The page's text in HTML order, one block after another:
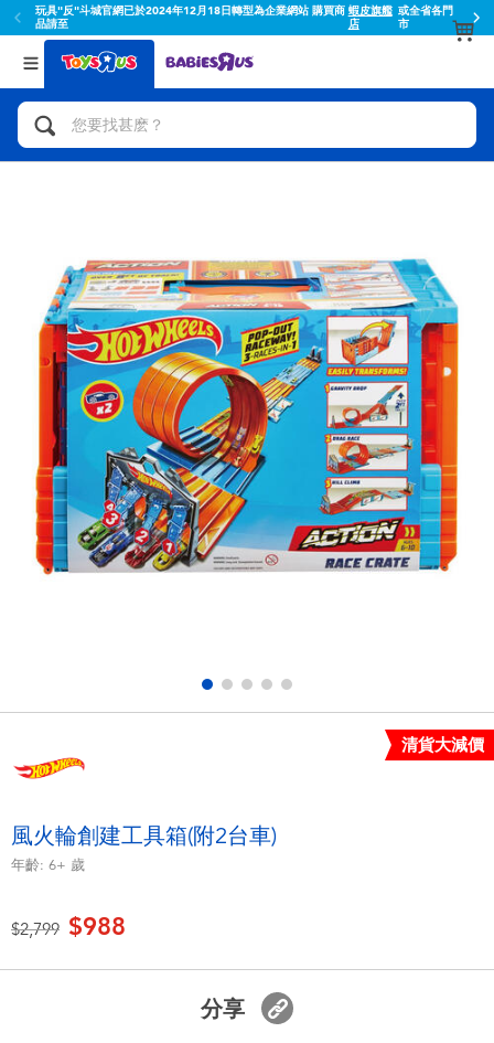
玩具"反"斗城官網已於2024年12月18日轉型為企業網站 購買商
品請至
蝦皮旗艦
店
或全省各門
市
返回
分類目錄
人氣英雄,角色扮演,射擊玩具
玩具車,貨車,火車及遙控系列
手工藝,文具,蠟筆,泥膠,畫板
娃娃, 芭比,收藏公仔
電子玩具
遊戲及拼圖系列
派對用品
夏日
返回
品牌
Toy Story玩具總動員
Fuggler
Miniso名創優品
LEGO樂高
Barbie芭比
NERF熱火 清貨大減價
風火輪創建工具箱(附2台車)
年齡: 6+ 歲
價格從
$2,799至$988
分享